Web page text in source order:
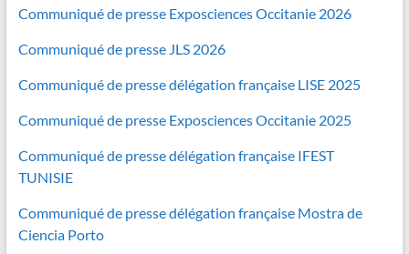
Communiqué de presse Exposciences Occitanie 2026
Communiqué de presse JLS 2026
Communiqué de presse délégation française LISE 2025
Communiqué de presse Exposciences Occitanie 2025
Communiqué de presse délégation française IFEST
TUNISIE
Communiqué de presse délégation française Mostra de
Ciencia Porto